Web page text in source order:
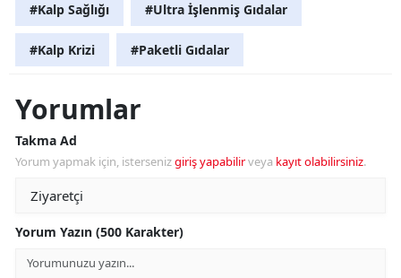
#Kalp Sağlığı #Ultra İşlenmiş Gıdalar
#Kalp Krizi #Paketli Gıdalar
Yorumlar
Takma Ad
Yorum yapmak için, istersenizgiriş yapabilirveya kayıt olabilirsiniz.
Yorum Yazın (500 Karakter)